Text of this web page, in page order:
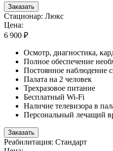
Заказать
Стационар: Люкс
Цена:
6 900 ₽
Осмотр, диагностика,
Полное обеспечение
Постоянное наблюдение
Палата на 2 человек
Трехразовое питание
Бесплатный Wi-Fi
Наличие телевизора в
Персональный лечащий
Заказать
Реабилитация: Стандарт